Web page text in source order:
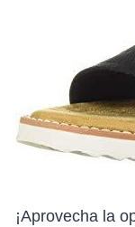
¡Aprovecha la